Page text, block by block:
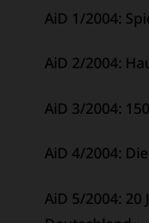
AiD 1/2004:
AiD 2/2004:
AiD 3/2004:
AiD 4/2004:
AiD 5/2004: 20